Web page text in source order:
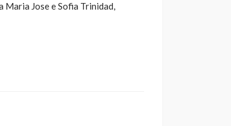
Jose e Sofia Trinidad,